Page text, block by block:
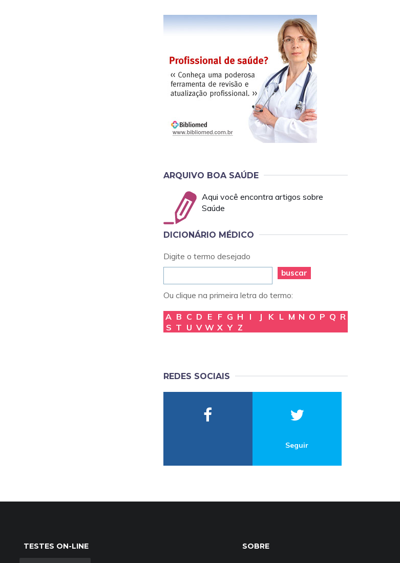
ARQUIVO BOA SAÚDE
Aqui você encontra artigos sobre
Saúde
DICIONÁRIO MÉDICO
Digite o termo desejado
buscar
Ou clique na primeira letra do termo:
A B C D E F G H I J K L M N O P Q R
S T U V W X Y Z
REDES SOCIAIS
Seguir
TESTES ON-LINE SOBRE